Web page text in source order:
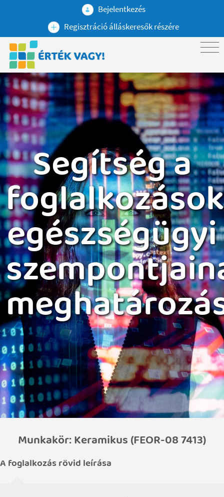
Bejelentkezés
Regisztráció álláskeresők részére
Segítség a
foglalkozások
egészségügyi
Munkakör: Keramikus (FEOR-08 7413)
A foglalkozás rövid leírása